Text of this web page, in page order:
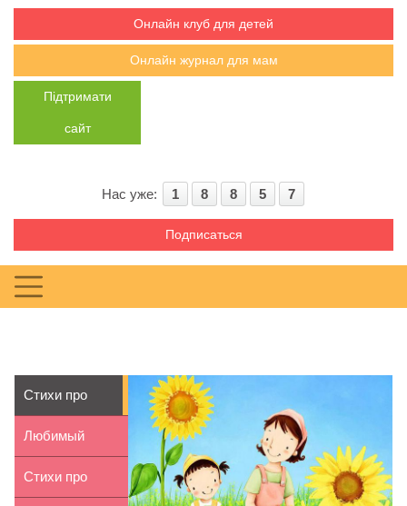
Онлайн клуб для детей
Онлайн журнал для мам
Підтримати
сайт
Нас уже: 1 8 8 5 7
Подписаться
Стихи про
лето для
детей 5-6 лет
Любимый
праздник
Стихи про